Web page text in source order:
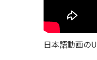
日本語動画